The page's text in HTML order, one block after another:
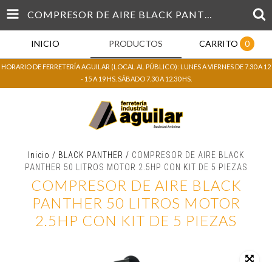
COMPRESOR DE AIRE BLACK PANTHER 50 LITROS MOTOR 2.5HP CON KIT DE 5 PIEZAS
INICIO PRODUCTOS CARRITO 0
HORARIO DE FERRETERÍA AGUILAR (LOCAL AL PÚBLICO): LUNES A VIERNES DE 7.30 A 12
- 15 A 19 HS. SÁBADO 7.30 A 12.30 HS.
Inicio / BLACK PANTHER / COMPRESOR DE AIRE BLACK
PANTHER 50 LITROS MOTOR 2.5HP CON KIT DE 5 PIEZAS
COMPRESOR DE AIRE BLACK
PANTHER 50 LITROS MOTOR
2.5HP CON KIT DE 5 PIEZAS